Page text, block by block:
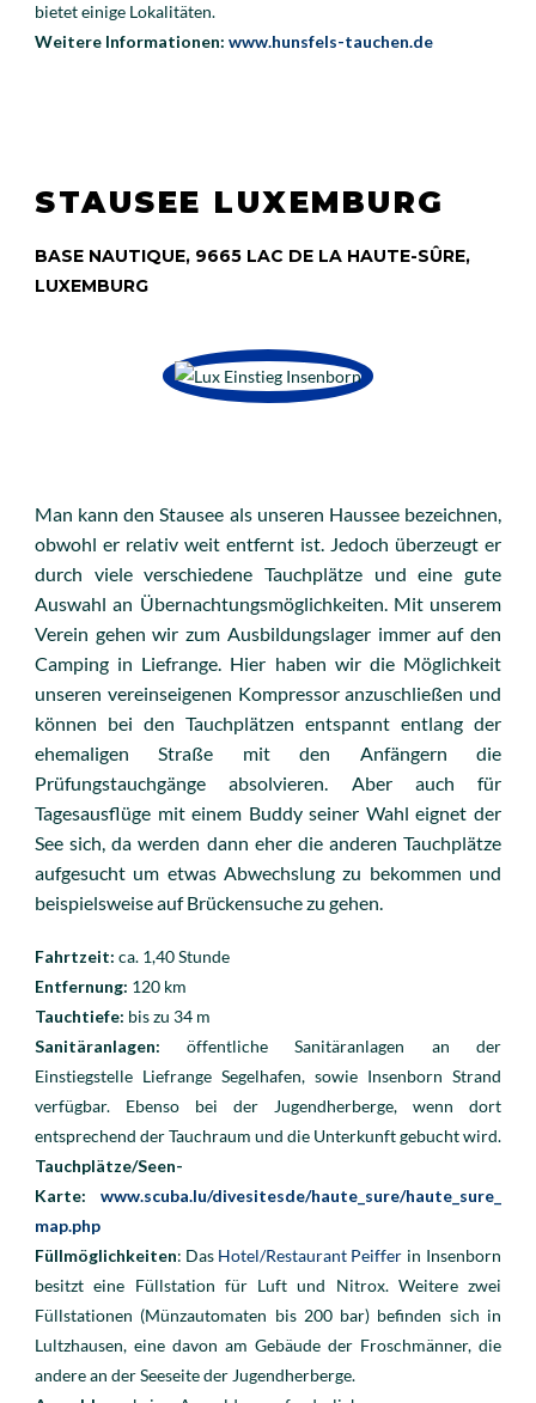
bietet einige Lokalitäten.
Weitere Informationen: www.hunsfels-tauchen.de
STAUSEE LUXEMBURG
BASE NAUTIQUE, 9665 LAC DE LA HAUTE-SÛRE,
LUXEMBURG
Man kann den Stausee als unseren Haussee bezeichnen,
obwohl er relativ weit entfernt ist. Jedoch überzeugt er
durch viele verschiedene Tauchplätze und eine gute
Auswahl an Übernachtungsmöglichkeiten. Mit unserem
Verein gehen wir zum Ausbildungslager immer auf den
Camping in Liefrange. Hier haben wir die Möglichkeit
unseren vereinseigenen Kompressor anzuschließen und
können bei den Tauchplätzen entspannt entlang der
ehemaligen Straße mit den Anfängern die
Prüfungstauchgänge absolvieren. Aber auch für
Tagesausflüge mit einem Buddy seiner Wahl eignet der
See sich, da werden dann eher die anderen Tauchplätze
aufgesucht um etwas Abwechslung zu bekommen und
beispielsweise auf Brückensuche zu gehen.
Fahrtzeit: ca. 1,40 Stunde
Entfernung: 120 km
Tauchtiefe: bis zu 34 m
Sanitäranlagen: öffentliche Sanitäranlagen an der
Einstiegstelle Liefrange Segelhafen, sowie Insenborn Strand
verfügbar. Ebenso bei der Jugendherberge, wenn dort
entsprechend der Tauchraum und die Unterkunft gebucht wird.
Tauchplätze/Seen-
Karte: www.scuba.lu/divesitesde/haute_sure/haute_sure_
map.php
Füllmöglichkeiten: Das Hotel/Restaurant Peiffer in Insenborn
besitzt eine Füllstation für Luft und Nitrox. Weitere zwei
Füllstationen (Münzautomaten bis 200 bar) befinden sich in
Lultzhausen, eine davon am Gebäude der Froschmänner, die
andere an der Seeseite der Jugendherberge.